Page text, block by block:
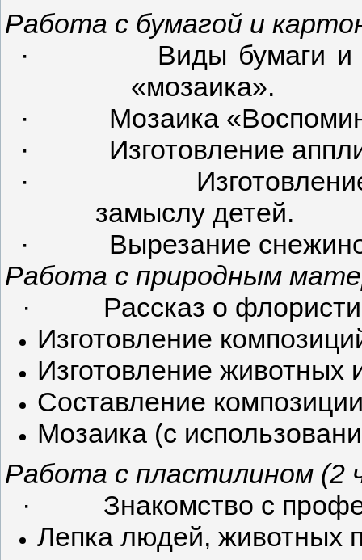
Работа с бумагой и
·
Виды бумаги и
«мозаика».
·
Мозаика
·
Изготовление
·
замыслу детей.
·
Вырезание
Работа с природным
·
Рассказ о
Изготовление
Изготовление животных
Составление
Мозаика (с
Работа с пластилином (2
·
Знакомство с
Лепка людей, животных